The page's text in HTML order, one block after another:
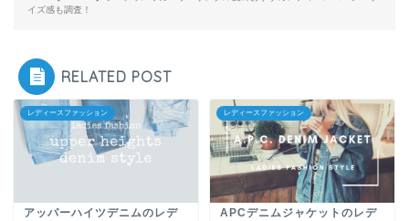
イズ感も調査！
RELATED POST
レディースファッション
アッパーハイツデニムのレデ
レディースファッション
APCデニムジャケットのレデ